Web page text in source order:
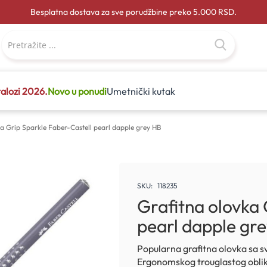
Besplatna dostava za sve porudžbine preko 5.000 RSD.
2026.Novo u ponudiUmetnički kutak
Grip Sparkle Faber-Castell pearl dapple grey HB
Grafitna olovka
pearl dapple
SKU 118235
Popularna grafitna olovka sa
Ergonomskog trouglastog